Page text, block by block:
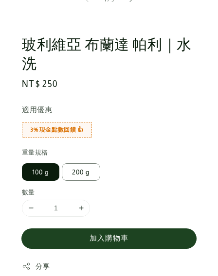
玻利維亞 布蘭達 帕利｜水
洗
Regular
NT$ 250
適用優惠
3% 現金點數回饋 👍
重量規格
100 g 200 g
數量
加入購物車
分享